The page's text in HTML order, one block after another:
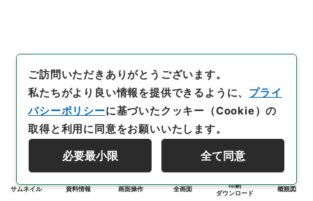
サムネイル 資料情報 画面操作 全画面
印刷
ダウンロード
概観図
ご訪問いただきありがとうございます。
私たちがより良い情報を提供できるように、 プライ
バシーポリシーに基づいたクッキー（Cookie）の
取得と利用に同意をお願いいたします。
必要最小限 全て同意